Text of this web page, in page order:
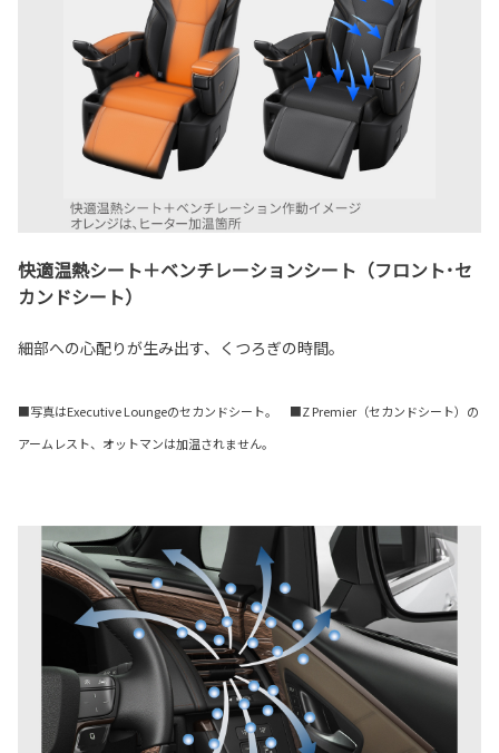
快適温熱シート＋ベンチレーションシート（フロント･セ
カンドシート）
細部への心配りが生み出す、くつろぎの時間。
■写真はExecutive Loungeのセカンドシート。 ■Z Premier（セカンドシート）の
アームレスト、オットマンは加温されません。